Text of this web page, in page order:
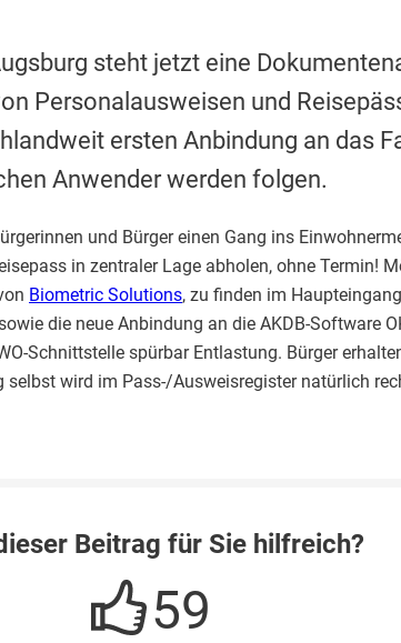
steht jetzt eine
Personalausweisen und
ersten Anbindung an das
Anwender werden folgen.
und Bürger einen Gang ins
in zentraler Lage abholen, ohne Termin!
Biometric Solutions, zu finden im
die neue Anbindung an die AKDB-Software
Schnittstelle spürbar Entlastung. Bürger
selbst wird im Pass-/Ausweisregister natürlich
Beitrag für Sie hilfreich?
59